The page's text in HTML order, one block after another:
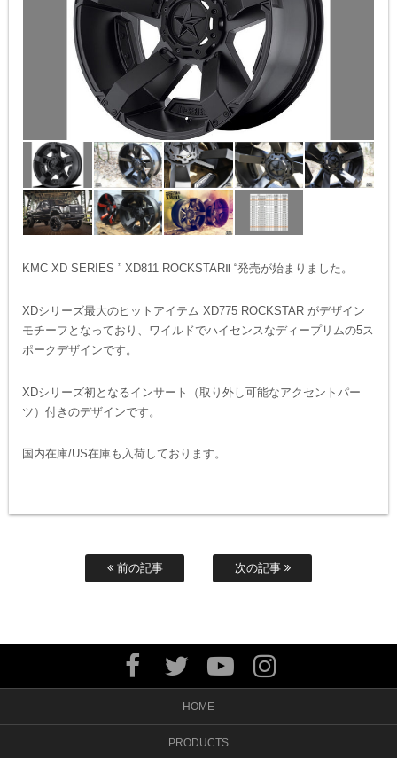
KMC XD SERIES ” XD811 ROCKSTARⅡ “発売が始まりました。
XDシリーズ最大のヒットアイテム XD775 ROCKSTAR がデザイン
モチーフとなっており、ワイルドでハイセンスなディープリムの5ス
ポークデザインです。
XDシリーズ初となるインサート（取り外し可能なアクセントパー
ツ）付きのデザインです。
国内在庫/US在庫も入荷しております。
前の記事 次の記事
HOME
PRODUCTS